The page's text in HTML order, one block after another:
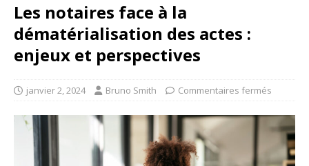
Les notaires face à la
dématérialisation des actes :
enjeux et perspectives
janvier 2, 2024 Bruno Smith Commentaires fermés